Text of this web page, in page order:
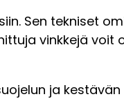
Sen tekniset
vinkkejä
ja